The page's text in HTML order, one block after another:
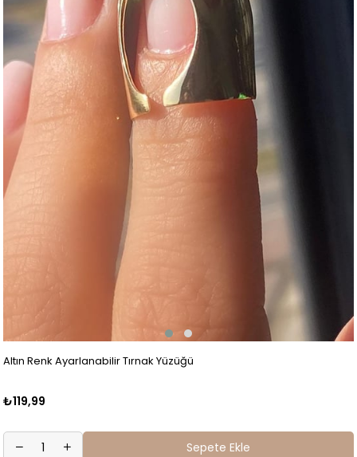
Altın Renk Ayarlanabilir Tırnak Yüzüğü
₺119,99
Sepete Ekle